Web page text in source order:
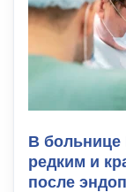
В больнице
редким и
после